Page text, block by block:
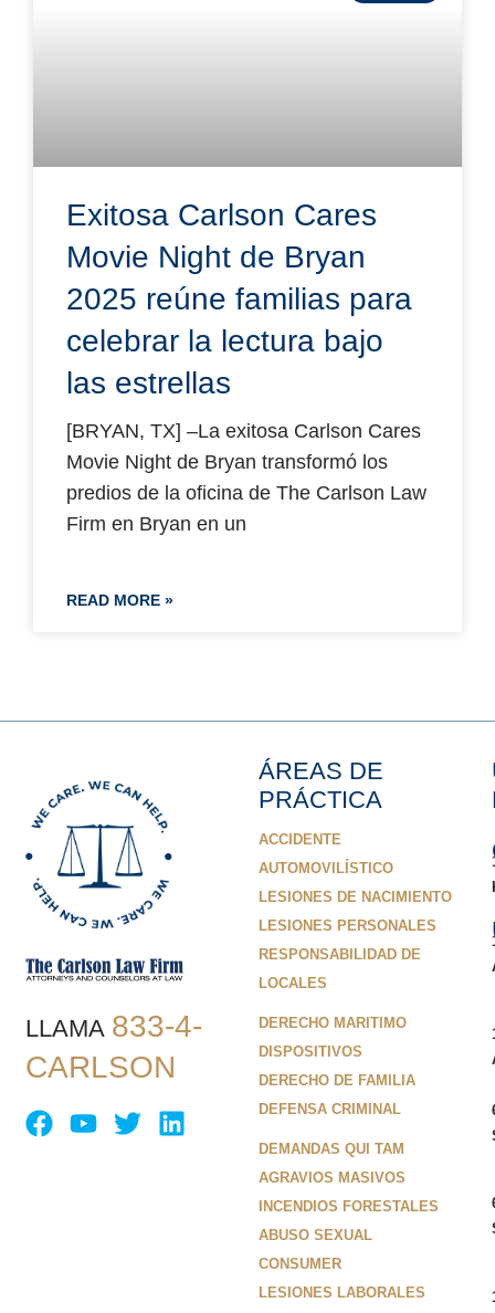
Exitosa Carlson Cares
Movie Night de Bryan
2025 reúne familias para
celebrar la lectura bajo
las estrellas
[BRYAN, TX] –La exitosa Carlson Cares
Movie Night de Bryan transformó los
predios de la oficina de The Carlson Law
Firm en Bryan en un
READ MORE »
LLAMA 833-4-
CARLSON
ÁREAS DE
PRÁCTICA
ACCIDENTE
AUTOMOVILÍSTICO
LESIONES DE NACIMIENTO
LESIONES PERSONALES
RESPONSABILIDAD DE
LOCALES
DERECHO MARITIMO
DISPOSITIVOS
DERECHO DE FAMILIA
DEFENSA CRIMINAL
DEMANDAS QUI TAM
AGRAVIOS MASIVOS
INCENDIOS FORESTALES
ABUSO SEXUAL
CONSUMER
LESIONES LABORALES